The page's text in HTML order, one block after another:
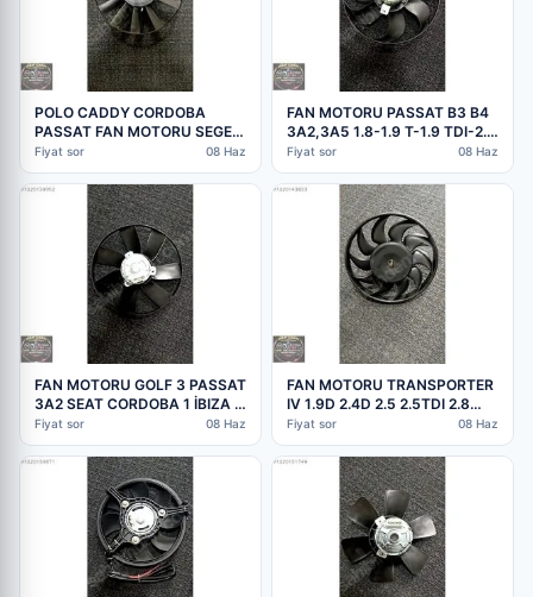
POLO CADDY CORDOBA
PASSAT FAN MOTORU SEGER
6K0959455F
Fiyat sor 08 Haz
FAN MOTORU PASSAT B3 B4
3A2,3A5 1.8-1.9 T-1.9 TDI-2.0
3A0959455B
Fiyat sor 08 Haz
FAN MOTORU GOLF 3 PASSAT
3A2 SEAT CORDOBA 1 İBIZA 2
1H0959455D
Fiyat sor 08 Haz
FAN MOTORU TRANSPORTER
IV 1.9D 2.4D 2.5 2.5TDI 2.8
VR6 T4 SEGER
Fiyat sor 08 Haz